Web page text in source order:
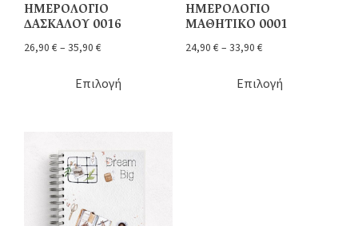
ΗΜΕΡΟΛΟΓΙΟ
ΔΑΣΚΑΛΟΥ 0016
26,90 € – 35,90 €
Επιλογή
ΗΜΕΡΟΛΟΓΙΟ
ΜΑΘΗΤΙΚΟ 0001
24,90 € – 33,90 €
Επιλογή